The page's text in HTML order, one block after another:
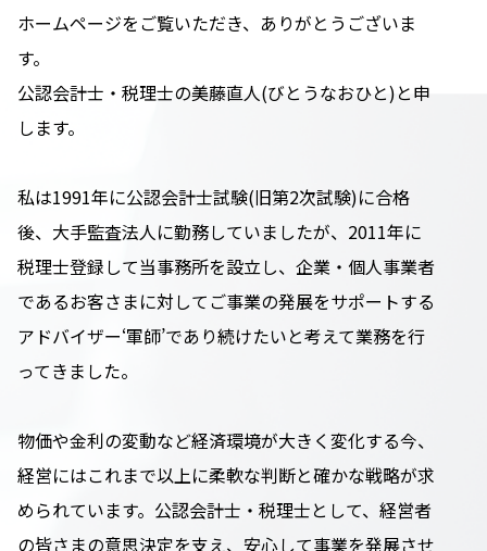
ホームページをご覧いただき、ありがとうございま
す。
公認会計士・税理士の美藤直人(びとうなおひと)と申
します。
私は1991年に公認会計士試験(旧第2次試験)に合格
後、大手監査法人に勤務していましたが、2011年に
税理士登録して当事務所を設立し、企業・個人事業者
であるお客さまに対してご事業の発展をサポートする
アドバイザー‘軍師’であり続けたいと考えて業務を行
ってきました。
物価や金利の変動など経済環境が大きく変化する今、
経営にはこれまで以上に柔軟な判断と確かな戦略が求
められています。公認会計士・税理士として、経営者
の皆さまの意思決定を支え、安心して事業を発展させ